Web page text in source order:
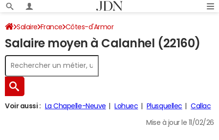
Salaire France Côtes-d'Armor
Salaire moyen à Calanhel (22160)
Voir aussi : La Chapelle-Neuve Lohuec Plusquellec Callac
Mise à jour le 11/02/26